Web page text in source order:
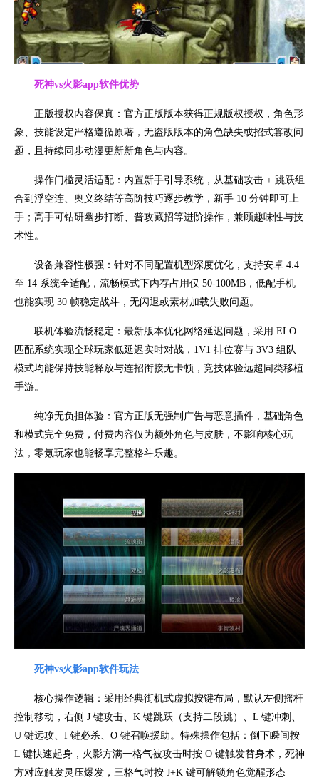
死神vs火影app软件优势
正版授权内容保真：官方正版版本获得正规版权授权，角色形
象、技能设定严格遵循原著，无盗版版本的角色缺失或招式篡改问
题，且持续同步动漫更新新角色与内容。
操作门槛灵活适配：内置新手引导系统，从基础攻击 + 跳跃组
合到浮空连、奥义终结等高阶技巧逐步教学，新手 10 分钟即可上
手；高手可钻研幽步打断、普攻藏招等进阶操作，兼顾趣味性与技
术性。
设备兼容性极强：针对不同配置机型深度优化，支持安卓 4.4
至 14 系统全适配，流畅模式下内存占用仅 50-100MB，低配手机
也能实现 30 帧稳定战斗，无闪退或素材加载失败问题。
联机体验流畅稳定：最新版本优化网络延迟问题，采用 ELO
匹配系统实现全球玩家低延迟实时对战，1V1 排位赛与 3V3 组队
模式均能保持技能释放与连招衔接无卡顿，竞技体验远超同类移植
手游。
纯净无负担体验：官方正版无强制广告与恶意插件，基础角色
和模式完全免费，付费内容仅为额外角色与皮肤，不影响核心玩
法，零氪玩家也能畅享完整格斗乐趣。
死神vs火影app软件玩法
核心操作逻辑：采用经典街机式虚拟按键布局，默认左侧摇杆
控制移动，右侧 J 键攻击、K 键跳跃（支持二段跳）、L 键冲刺、
U 键远攻、I 键必杀、O 键召唤援助。特殊操作包括：倒下瞬间按
L 键快速起身，火影方满一格气被攻击时按 O 键触发替身术，死神
方对应触发灵压爆发，三格气时按 J+K 键可解锁角色觉醒形态